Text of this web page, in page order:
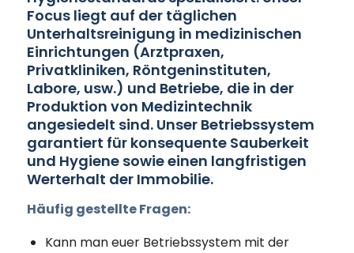
Focus liegt auf der täglichen
Unterhaltsreinigung in medizinischen
Einrichtungen (Arztpraxen,
Privatkliniken, Röntgeninstituten,
Labore, usw.) und Betriebe, die in der
Produktion von Medizintechnik
angesiedelt sind. Unser Betriebssystem
garantiert für konsequente Sauberkeit
und Hygiene sowie einen langfristigen
Werterhalt der Immobilie.
Häufig gestellte Fragen:
Kann man euer Betriebssystem mit der